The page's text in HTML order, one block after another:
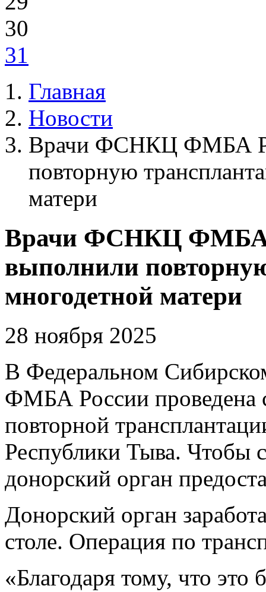
30
31
Главная
Новости
Врачи ФСНКЦ ФМБА
повторную
матери
Врачи ФСНКЦ ФМБА
выполнили
многодетной матери
28 ноября 2025
В Федеральном
ФМБА России проведена
повторной
Республики Тыва. Чтобы
донорский орган
Донорский орган
столе. Операция по
«Благодаря тому, что это